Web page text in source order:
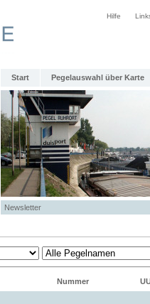
Hilfe
Start Pegelauswahl über Karte
Newsletter
Nummer